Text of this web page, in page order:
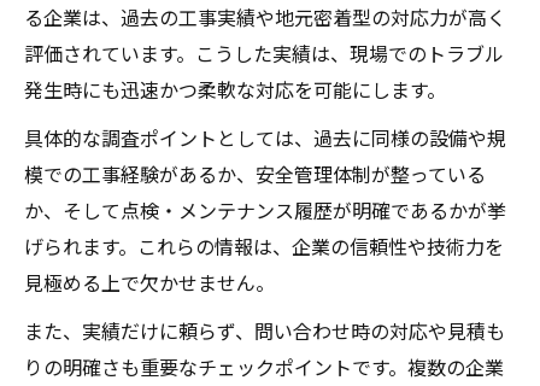
る企業は、過去の工事実績や地元密着型の対応力が高く
評価されています。こうした実績は、現場でのトラブル
発生時にも迅速かつ柔軟な対応を可能にします。
具体的な調査ポイントとしては、過去に同様の設備や規
模での工事経験があるか、安全管理体制が整っている
か、そして点検・メンテナンス履歴が明確であるかが挙
げられます。これらの情報は、企業の信頼性や技術力を
見極める上で欠かせません。
また、実績だけに頼らず、問い合わせ時の対応や見積も
りの明確さも重要なチェックポイントです。複数の企業